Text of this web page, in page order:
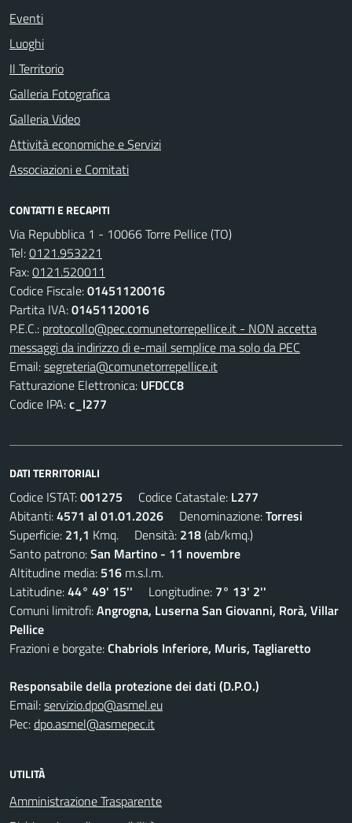
Eventi
Luoghi
Il Territorio
Galleria Fotografica
Galleria Video
Attività economiche e Servizi
Associazioni e Comitati
CONTATTI E RECAPITI
Via Repubblica 1 - 10066 Torre Pellice (TO)
Tel:0121.953221
Fax:0121.520011
Codice Fiscale:01451120016
Partita IVA:01451120016
P.E.C.: protocollo@pec.comunetorrepellice.it - NON accetta
messaggi da indirizzo di e-mail semplice ma solo da PEC
Email:segreteria@comunetorrepellice.it
Fatturazione Elettronica: UFDCC8
Codice IPA:c_l277
DATI TERRITORIALI
Codice ISTAT:001275 Codice Catastale: L277
Abitanti:4571 al 01.01.2026 Denominazione:Torresi
Superficie: 21,1 Kmq. Densità: 218(ab/kmq.)
Santo patrono:San Martino - 11 novembre
Altitudine media: 516 m.s.l.m.
Latitudine:44° 49' 15'' Longitudine: 7° 13' 2''
Comuni limitrofi:Angrogna, Luserna San Giovanni, Rorà, Villar
Pellice
Frazioni e borgate:Chabriols Inferiore, Muris, Tagliaretto
Responsabile della protezione dei dati (D.P.O.)
Email:servizio.dpo@asmel.eu
Pec:dpo.asmel@asmepec.it
UTILITÀ
Amministrazione Trasparente